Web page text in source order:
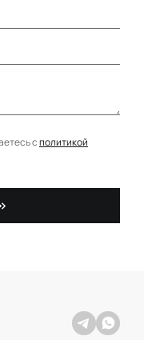
сполитикой